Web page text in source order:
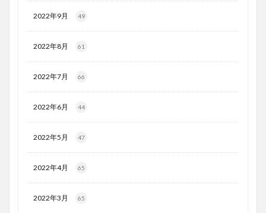
2022年9月 49
2022年8月 61
2022年7月 66
2022年6月 44
2022年5月 47
2022年4月 65
2022年3月 65